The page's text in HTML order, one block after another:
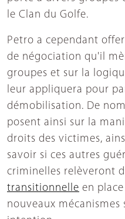
le Clan du Golfe.
Petro a cependant
de négociation qu'il
groupes et sur la
leur appliquera pour
démobilisation. De
posent ainsi sur la
droits des victimes,
savoir si ces autres
criminelles relèveront
transitionnelle en
nouveaux mécanismes